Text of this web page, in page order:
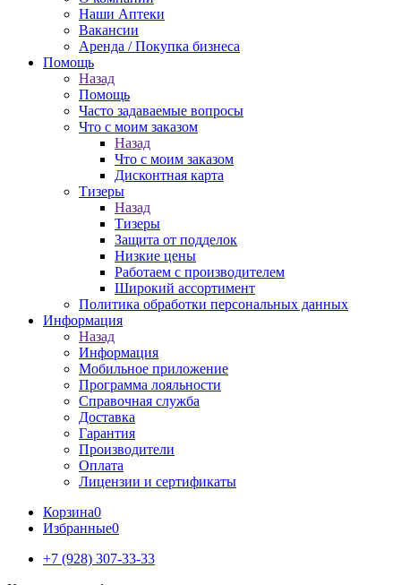
Наши Аптеки
Вакансии
Аренда / Покупка бизнеса
Помощь
Назад
Помощь
Часто задаваемые вопросы
Что с моим заказом
Назад
Что с моим заказом
Дисконтная карта
Тизеры
Назад
Тизеры
Защита от подделок
Низкие цены
Работаем с производителем
Широкий ассортимент
Политика обработки персональных данных
Информация
Назад
Информация
Мобильное приложение
Программа лояльности
Справочная служба
Доставка
Гарантия
Производители
Оплата
Лицензии и сертификаты
Корзина0
Избранные0
+7 (928) 307-33-33